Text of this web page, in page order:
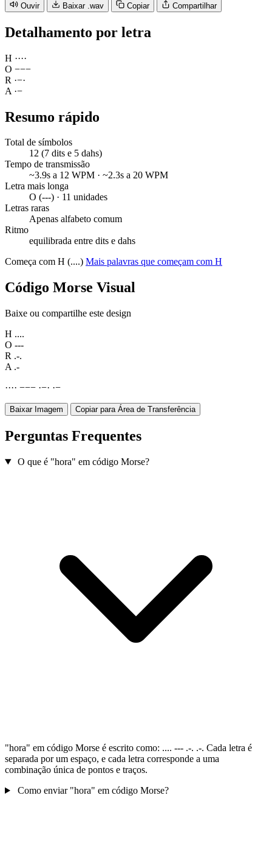
Ouvir Baixar .wav Copiar Compartilhar
Detalhamento por letra
H ····
O −−−
R ·−·
A ·−
Resumo rápido
Total de símbolos
12 (7 dits e 5 dahs)
Tempo de transmissão
~3.9s a 12 WPM · ~2.3s a 20 WPM
Letra mais longa
O (---) · 11 unidades
Letras raras
Apenas alfabeto comum
Ritmo
equilibrada entre dits e dahs
Começa com H (....) Mais palavras que começam com H
Código Morse Visual
Baixe ou compartilhe este design
H ....
O ---
R .-.
A .-
···· −−− ·−· ·−
Baixar Imagem Copiar para Área de Transferência
Perguntas Frequentes
O que é "hora" em código Morse?
"hora" em código Morse é escrito como: .... --- .-. .-. Cada letra é
separada por um espaço, e cada letra corresponde a uma
combinação única de pontos e traços.
Como enviar "hora" em código Morse?